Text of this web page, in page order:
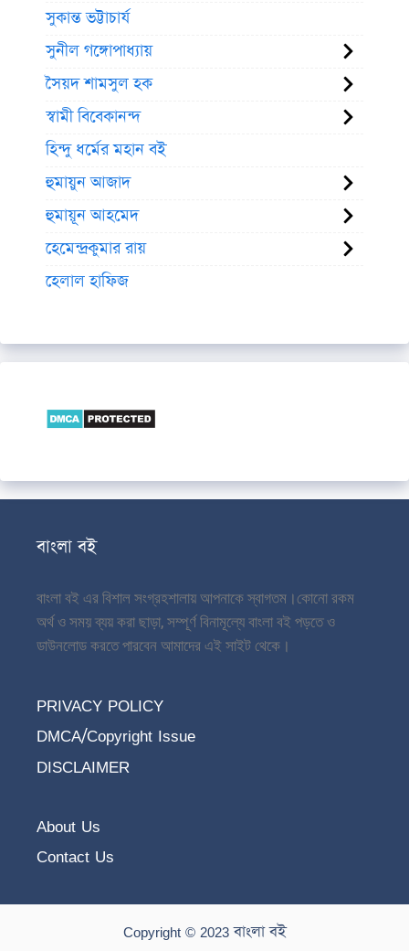
সুকান্ত ভট্টাচার্য
সুনীল গঙ্গোপাধ্যায়
সৈয়দ শামসুল হক
স্বামী বিবেকানন্দ
হিন্দু ধর্মের মহান বই
হুমায়ুন আজাদ
হুমায়ূন আহমেদ
হেমেন্দ্রকুমার রায়
হেলাল হাফিজ
বাংলা বই
বাংলা বই এর বিশাল সংগ্রহশালায় আপনাকে স্বাগতম।কোনো রকম
অর্থ ও সময় ব্যয় করা ছাড়া, সম্পূর্ণ বিনামূল্যে বাংলা বই পড়তে ও
ডাউনলোড করতে পারবেন আমাদের এই সাইট থেকে।
PRIVACY POLICY
DMCA/Copyright Issue
DISCLAIMER
About Us
Contact Us
Copyright © 2023 বাংলা বই